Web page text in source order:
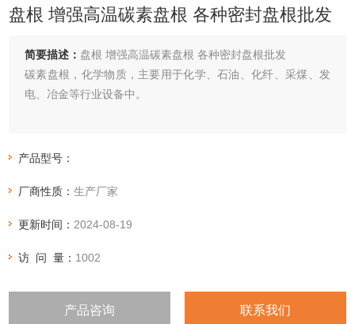
盘根 增强高温碳素盘根 各种密封盘根批发
简要描述： 盘根 增强高温碳素盘根 各种密封盘根批发
碳素盘根，化学物质，主要用于化学、石油、化纤、采煤、发
电、冶金等行业设备中。
温度：-200℃-+350℃；压力：30MPa；化学耐性： PH值1-14
产品型号：
厂商性质：生产厂家
更新时间： 2024-08-19
访 问 量： 1002
产品咨询 联系我们